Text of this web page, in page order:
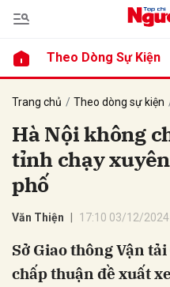
Theo Dòng Sự Kiện
Trang chủ Theo dòng sự kiện
Hà Nội không
tỉnh chạy
phố
Văn Thiện 17:10 03/12/2024
Sở Giao thông Vận
chấp thuận đề xuất
luận